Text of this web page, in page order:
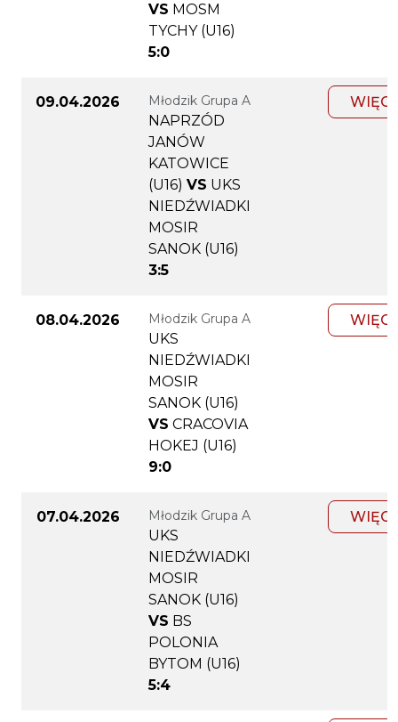
VS MOSM
TYCHY (U16)
5:0
09.04.2026 Młodzik Grupa A
NAPRZÓD
JANÓW
KATOWICE
(U16) VS UKS
NIEDŹWIADKI
MOSIR
SANOK (U16)
3:5
08.04.2026 Młodzik Grupa A
UKS
NIEDŹWIADKI
MOSIR
SANOK (U16)
VS CRACOVIA
HOKEJ (U16)
9:0
07.04.2026 Młodzik Grupa A
UKS
NIEDŹWIADKI
MOSIR
SANOK (U16)
VS BS
POLONIA
BYTOM (U16)
5:4